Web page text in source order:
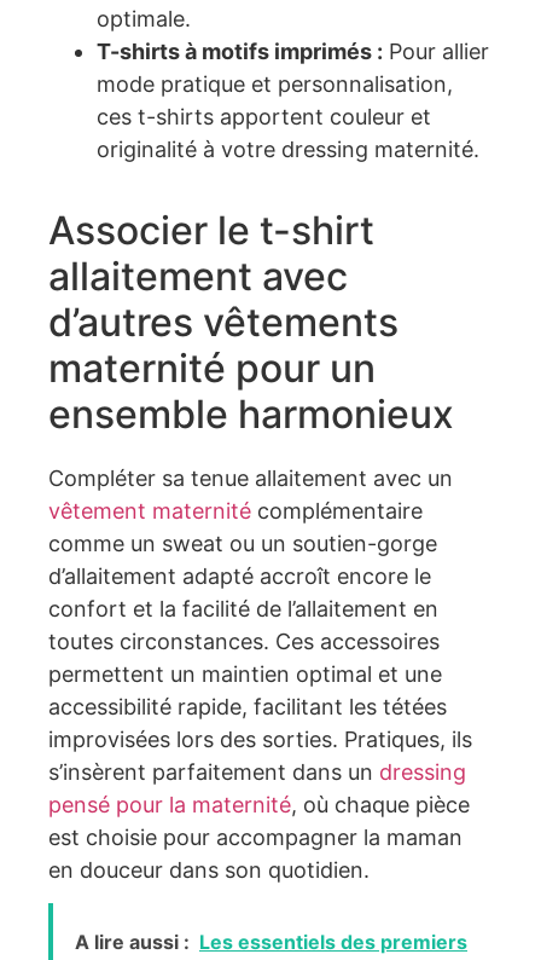
optimale.
T-shirts à motifs imprimés : Pour allier
mode pratique et personnalisation,
ces t-shirts apportent couleur et
originalité à votre dressing maternité.
Associer le t-shirt
allaitement avec
d’autres vêtements
maternité pour un
ensemble harmonieux
Compléter sa tenue allaitement avec un
vêtement maternité complémentaire
comme un sweat ou un soutien-gorge
d’allaitement adapté accroît encore le
confort et la facilité de l’allaitement en
toutes circonstances. Ces accessoires
permettent un maintien optimal et une
accessibilité rapide, facilitant les tétées
improvisées lors des sorties. Pratiques, ils
s’insèrent parfaitement dans un dressing
pensé pour la maternité, où chaque pièce
est choisie pour accompagner la maman
en douceur dans son quotidien.
A lire aussi : Les essentiels des premiers